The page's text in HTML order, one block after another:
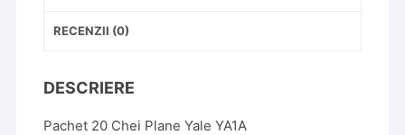
RECENZII (0)
DESCRIERE
Pachet 20 Chei Plane Yale YA1A